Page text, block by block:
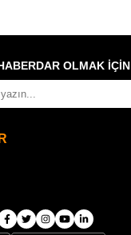
OLMAK İÇİN